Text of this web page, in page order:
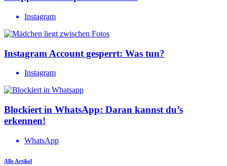
Instagram
Instagram Account gesperrt: Was tun?
Instagram
Blockiert in WhatsApp: Daran kannst du’s
erkennen!
WhatsApp
Alle Artikel